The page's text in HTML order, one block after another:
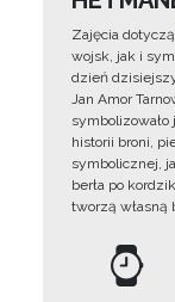
Zajęcia
wojsk, jak i
dzień
Jan Amor
historii broni,
symbolicznej,
berła po
tworzą własną